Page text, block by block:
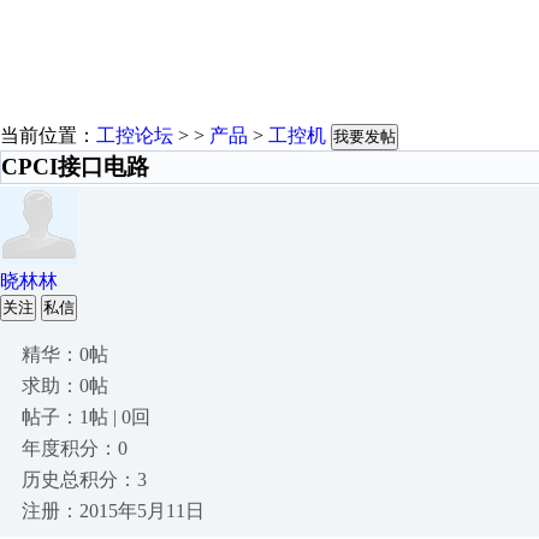
当前位置： 工控论坛 > > 产品 > 工控机 我要发帖
CPCI接口电路
晓林林
关注 私信
精华：0帖
求助：0帖
帖子：1帖 | 0回
年度积分：0
历史总积分：3
注册：2015年5月11日